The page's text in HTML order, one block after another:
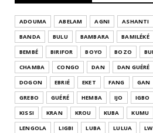
ADOUMA ABELAM AGNI ASHANTI
BANDA
BULU BAMBARA BAMILÉKÉ
BEMBÉ
BIRIFOR BOYO BOZO
CHAMBA
CONGO DAN DAN GUÉRÉ
DOGON
EBRIÉ EKET FANG GAN
GREBO
GUÉRÉ HEMBA IJO IGBO
KISSI
KRAN KROU KUBA KUMU
LENGOLA
LIGBI LUBA LULUA